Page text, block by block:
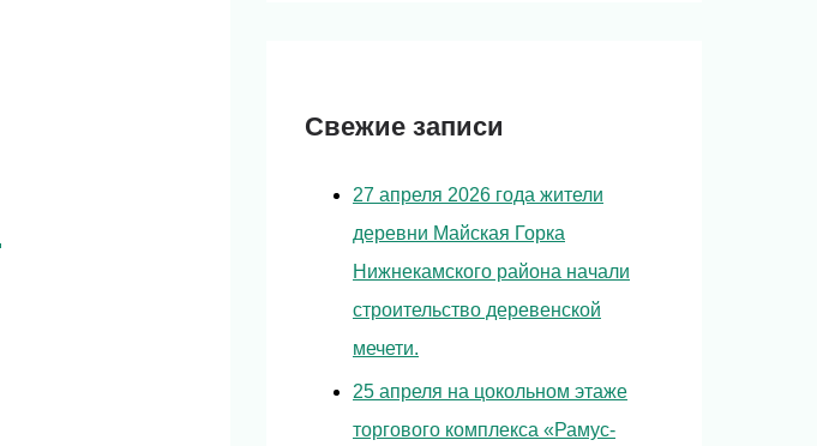
Свежие записи
27 апреля 2026 года жители
деревни Майская Горка
Нижнекамского района начали
строительство деревенской
мечети.
25 апреля на цокольном этаже
торгового комплекса «Рамус-